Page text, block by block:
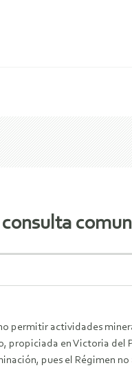
permitir actividades
propiciada en Victoria del
pues el Régimen